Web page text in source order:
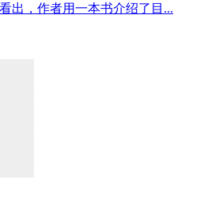
出，作者用一本书介绍了目...